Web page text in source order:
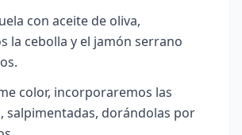
con aceite de oliva,
la cebolla y el jamón serrano
color, incorporaremos las
salpimentadas, dorándolas por